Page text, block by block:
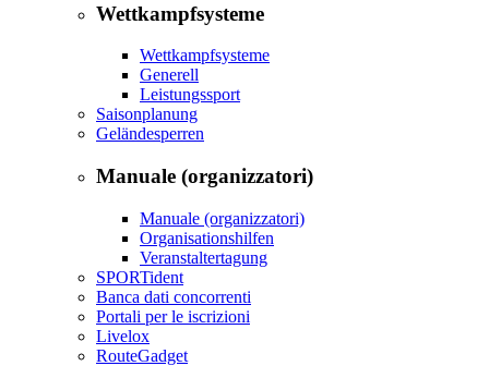
Wettkampfsysteme
Wettkampfsysteme
Generell
Leistungssport
Saisonplanung
Geländesperren
Manuale (organizzatori)
Manuale (organizzatori)
Organisationshilfen
Veranstaltertagung
SPORTident
Banca dati concorrenti
Portali per le iscrizioni
Livelox
RouteGadget